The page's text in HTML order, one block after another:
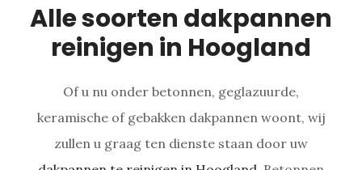
Alle soorten dakpannen
reinigen in Hoogland
Of u nu onder betonnen, geglazuurde,
keramische of gebakken dakpannen woont, wij
zullen u graag ten dienste staan door uw